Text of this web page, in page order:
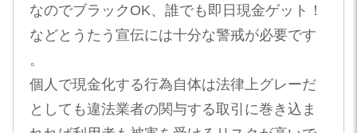
なのでブラックOK、誰でも即日現金ゲット！
などとうたう宣伝には十分な警戒が必要です​
。
個人で現金化する行為自体は法律上グレーだ
としても違法業者の関与する取引に巻き込ま